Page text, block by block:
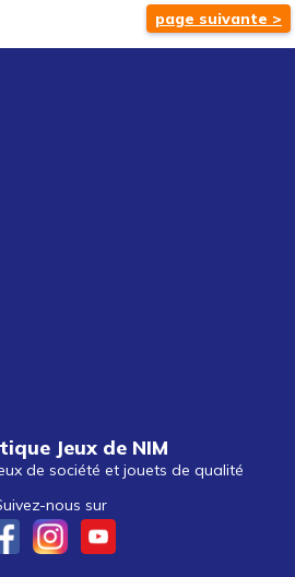
page suivante >
Jeux de NIM
de société et jouets de qualité
nous sur